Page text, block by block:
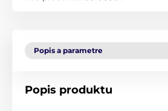
Popis a parametre
Popis produktu